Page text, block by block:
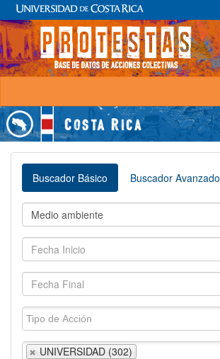
Buscador Básico Buscador Avanzado
UNIVERSIDAD (302)